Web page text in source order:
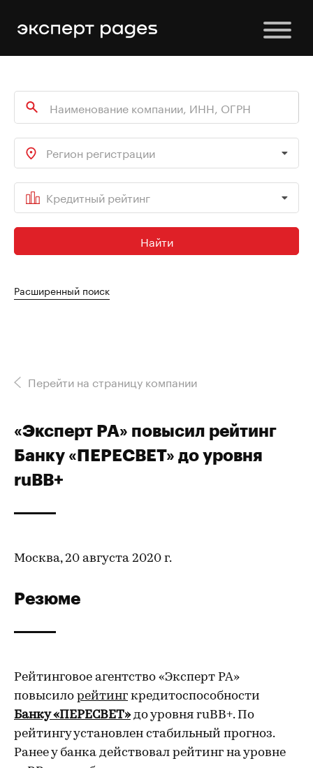
Регион регистрации
Кредитный рейтинг
Найти
Расширенный поиск
Перейти на страницу компании
«Эксперт РА» повысил рейтинг
Банку «ПЕРЕСВЕТ» до уровня
ruВВ+
Москва, 20 августа 2020 г.
Резюме
Рейтинговое агентство «Эксперт РА»
повысило рейтинг кредитоспособности
Банку «ПЕРЕСВЕТ»до уровня ruВВ+. По
рейтингу установлен стабильный прогноз.
Ранее у банка действовал рейтинг на уровне